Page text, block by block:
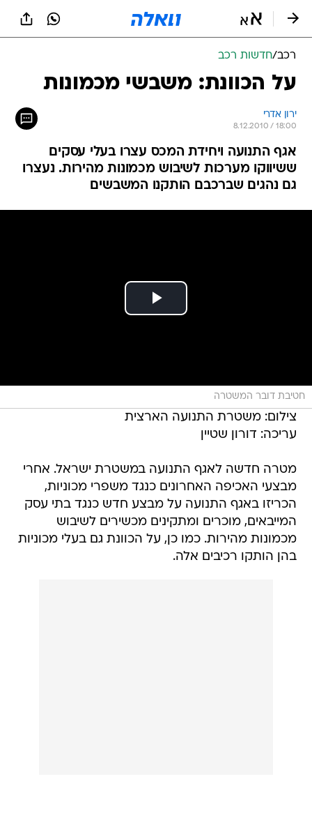
רכב/חדשות רכב
על הכוונת: משבשי מכמונות
ירון אדרי
8.12.2010 / 18:00
אגף התנועה ויחידת המכס עצרו בעלי עסקים
ששיווקו מערכות לשיבוש מכמונות מהירות. נעצרו
גם נהגים שברכבם הותקנו המשבשים
חטיבת דובר המשטרה
צילום: משטרת התנועה הארצית
עריכה: דורון שטיין
מטרה חדשה לאגף התנועה במשטרת ישראל. אחרי
מבצעי האכיפה האחרונים כנגד משפרי מכוניות,
הכריזו באגף התנועה על מבצע חדש כנגד בתי עסק
המייבאים, מוכרים ומתקינים מכשירים לשיבוש
מכמונות מהירות. כמו כן, על הכוונת גם בעלי מכוניות
בהן הותקו רכיבים אלה.